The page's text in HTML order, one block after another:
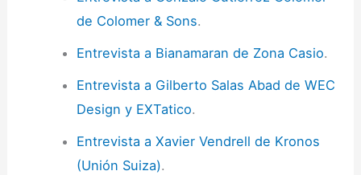
de Colomer & Sons.
Entrevista a Bianamaran de Zona Casio.
Entrevista a Gilberto Salas Abad de WEC
Design y EXTatico.
Entrevista a Xavier Vendrell de Kronos
(Unión Suiza).